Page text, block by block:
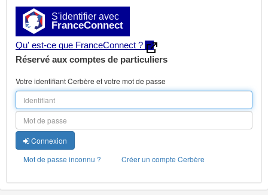
S'identifier avec
FranceConnect
Qu' est-ce que FranceConnect ?
Réservé aux comptes de particuliers
Votre identifiant Cerbère et votre mot de passe
Connexion
Mot de passe inconnu ?
Créer un compte Cerbère